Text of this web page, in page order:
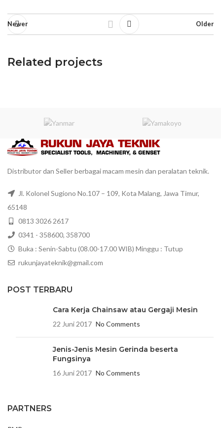
Newer Older
Related projects
Distributor dan Seller berbagai macam mesin dan peralatan teknik.
Jl. Kolonel Sugiono No.107 – 109, Kota Malang, Jawa Timur,
65148
0813 3026 2617
0341 - 358600, 358700
Buka : Senin-Sabtu (08.00-17.00 WIB) Minggu : Tutup
rukunjayateknik@gmail.com
POST TERBARU
Cara Kerja Chainsaw atau Gergaji Mesin
22 Juni 2017 No Comments
Jenis-Jenis Mesin Gerinda beserta
Fungsinya
16 Juni 2017 No Comments
PARTNERS